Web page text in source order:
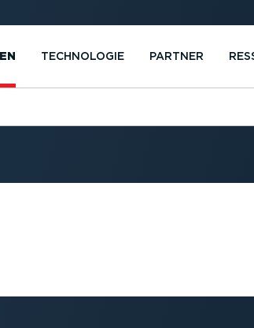
TECHNOLOGIE PARTNER
DIE